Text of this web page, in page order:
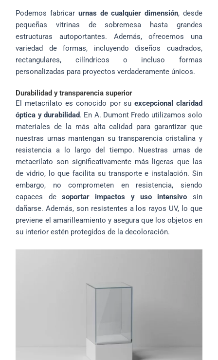
Podemos fabricar urnas de cualquier dimensión, desde
pequeñas vitrinas de sobremesa hasta grandes
estructuras autoportantes. Además, ofrecemos una
variedad de formas, incluyendo diseños cuadrados,
rectangulares, cilíndricos o incluso formas
personalizadas para proyectos verdaderamente únicos.
Durabilidad y transparencia superior
El metacrilato es conocido por su excepcional claridad
óptica y durabilidad. En A. Dumont Fredo utilizamos solo
materiales de la más alta calidad para garantizar que
nuestras urnas mantengan su transparencia cristalina y
resistencia a lo largo del tiempo. Nuestras urnas de
metacrilato son significativamente más ligeras que las
de vidrio, lo que facilita su transporte e instalación. Sin
embargo, no comprometen en resistencia, siendo
capaces desoportar impactos y uso intensivo sin
dañarse. Además, son resistentes a los rayos UV, lo que
previene el amarilleamiento y asegura que los objetos en
su interior estén protegidos de la decoloración.